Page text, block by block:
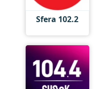
Sfera 102.2